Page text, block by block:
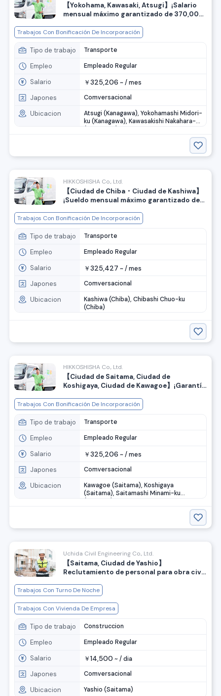
【Yokohama, Kawasaki, Atsugi】¡Salario
mensual máximo garantizado de 370,000
de personal de apoyo para mudanzas.
Trabajos Con Bonificación De Incorporación
Tipo de trabajo Transporte
Empleo Empleado Regular
Salario ￥325,206 ~ /mes
Japones Comversacional
Ubicacion
Atsugi (Kanagawa), Yokohamashi Midori-
ku (Kanagawa), Kawasakishi Nakahara-ku
(Kanagawa)
HIKKOSHISHA Co., Ltd.
【Ciudad de Chiba・Ciudad de Kashiwa】
¡Sueldo mensual máximo garantizado de
bienvenida para nuevos empleados! Se
buscan personal para asistencia de
mudanzas.
Trabajos Con Bonificación De Incorporación
Tipo de trabajo Transporte
Empleo Empleado Regular
Salario ￥325,427 ~ /mes
Japones Comversacional
Ubicacion
Kashiwa (Chiba), Chibashi Chuo-ku
(Chiba)
HIKKOSHISHA Co., Ltd.
【Ciudad de Saitama, Ciudad de
Koshigaya, Ciudad de Kawagoe】¡Garantía
mes! ¡Bonificación de bienvenida para los
nuevos empleados! Se busca personal de
apoyo para mudanzas.
Trabajos Con Bonificación De Incorporación
Tipo de trabajo Transporte
Empleo Empleado Regular
Salario ￥325,206 ~ /mes
Japones Comversacional
Ubicacion
Kawagoe (Saitama), Koshigaya
(Saitama), Saitamashi Minami-ku
(Saitama)
Uchida Civil Engineering Co., Ltd.
【Saitama, Ciudad de Yashio】
Reclutamiento de personal para obra civil,
Trabajos Con Turno De Noche
Trabajos Con Vivienda De Empresa
Tipo de trabajo Construccion
Empleo Empleado Regular
Salario ￥14,500 ~ /dia
Japones Comversacional
Ubicacion Yashio (Saitama)